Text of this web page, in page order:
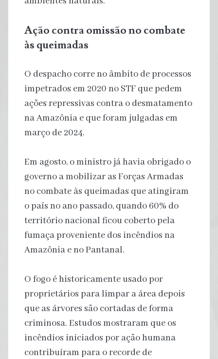
Ação contra omissão no combate
às queimadas
O despacho corre no âmbito de processos
impetrados em 2020 no STF que pedem
ações repressivas contra o desmatamento
na Amazônia e que foram julgadas em
março de 2024.
Em agosto, o ministro já havia obrigado o
governo a mobilizar as Forças Armadas
no combate às queimadas que atingiram
o país no ano passado, quando 60% do
território nacional ficou coberto pela
fumaça proveniente dos incêndios na
Amazônia e no Pantanal.
O fogo é historicamente usado por
proprietários para limpar a área depois
que as árvores são cortadas de forma
criminosa. Estudos mostraram que os
incêndios iniciados por ação humana
contribuíram para o recorde de